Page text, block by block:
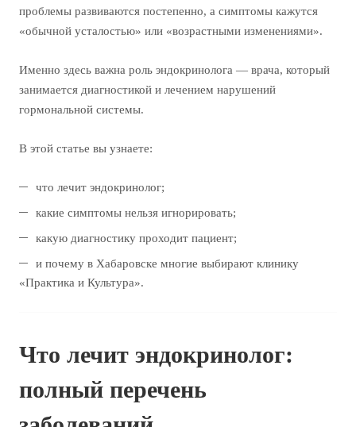
проблемы развиваются постепенно, а симптомы кажутся
«обычной усталостью» или «возрастными изменениями».
Именно здесь важна роль эндокринолога — врача, который
занимается диагностикой и лечением нарушений
гормональной системы.
В этой статье вы узнаете:
что лечит эндокринолог;
какие симптомы нельзя игнорировать;
какую диагностику проходит пациент;
и почему в Хабаровске многие выбирают клинику
«Практика и Культура».
Что лечит эндокринолог:
полный перечень